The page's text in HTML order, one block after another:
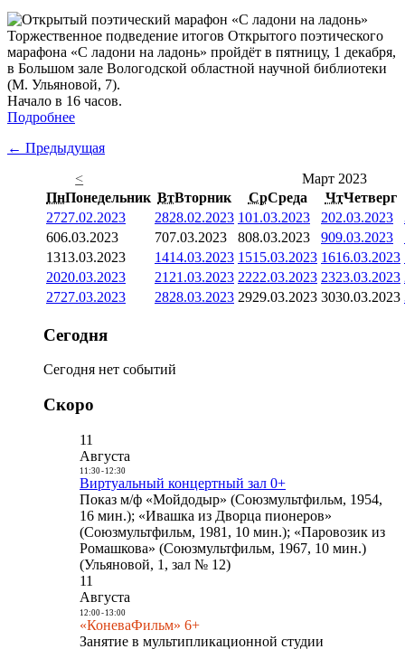
Торжественное подведение итогов Открытого поэтического
марафона «С ладони на ладонь» пройдёт в пятницу, 1 декабря,
в Большом зале Вологодской областной научной библиотеки
(М. Ульяновой, 7).
Начало в 16 часов.
Подробнее
← Предыдущая
<
Март 2023
ПнПонедельник ВтВторник СрСреда ЧтЧетверг
2727.02.2023 2828.02.2023 101.03.2023 202.03.2023
606.03.2023 707.03.2023 808.03.2023 909.03.2023
1313.03.2023 1414.03.2023 1515.03.2023 1616.03.2023
2020.03.2023 21 21.03.2023 2222.03.2023 2323.03.2023
2727.03.2023 2828.03.2023 2929.03.2023 3030.03.2023
Сегодня
Сегодня нет событий
Скоро
11
Августа
11:30- 12:30
Виртуальный концертный зал 0+
Показ м/ф «Мойдодыр» (Союзмультфильм, 1954,
16 мин.); «Ивашка из Дворца пионеров»
(Союзмультфильм, 1981, 10 мин.); «Паровозик из
Ромашкова» (Союзмультфильм, 1967, 10 мин.)
(Ульяновой, 1, зал № 12)
11
Августа
12:00- 13:00
«КоневаФильм» 6+
Занятие в мультипликационной студии